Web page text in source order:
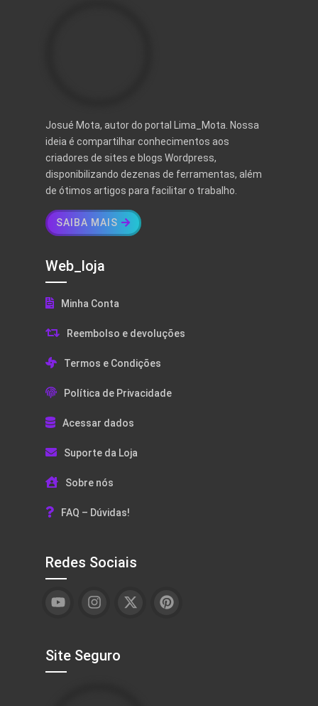
Josué Mota, autor do portal Lima_Mota. Nossa
ideia é compartilhar conhecimentos aos
criadores de sites e blogs Wordpress,
disponibilizando dezenas de ferramentas, além
de ótimos artigos para facilitar o trabalho.
SAIBA MAIS
Web_loja
Minha Conta
Reembolso e devoluções
Termos e Condições
Política de Privacidade
Acessar dados
Suporte da Loja
Sobre nós
FAQ – Dúvidas!
Redes Sociais
Site Seguro